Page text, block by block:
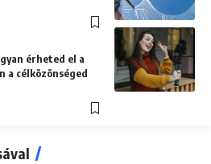
érheted el a
a célközönséged